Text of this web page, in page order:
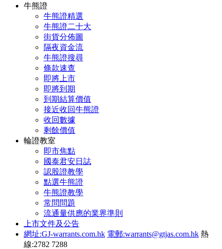
牛熊證
牛熊證精選
牛熊證二十大
街貨分佈圖
隔夜資金流
牛熊證搜尋
條款速查
即將上市
即將到期
到期結算價值
接近收回牛熊證
收回數據
剩餘價值
輪證教室
即市焦點
國泰君安日誌
認股證教學
點選牛熊證
牛熊證教學
常問問題
流通量供應的業界準則
上市文件及公告
網址:GJ-warrants.com.hk 電郵:warrants@gtjas.com.hk 熱
線:2782 7288